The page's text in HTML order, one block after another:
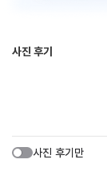
사진 후기
사진 후기만